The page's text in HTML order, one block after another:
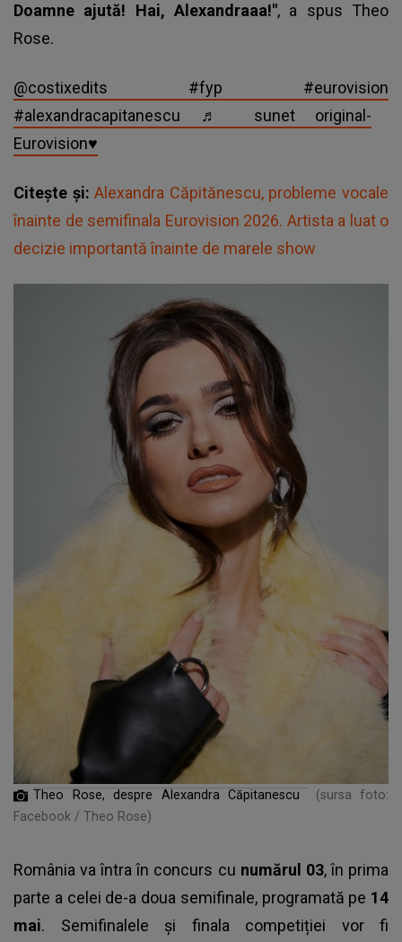
Doamne ajută! Hai, Alexandraaa!", a spus Theo
Rose.
@costixedits #fyp #eurovision
#alexandracapitanescu ♬ sunet original-
Eurovision♥️
Citește și:Alexandra Căpitănescu, probleme vocale
înainte de semifinala Eurovision 2026. Artista a luat o
decizie importantă înainte de marele show
Theo Rose, despre Alexandra Căpitanescu
(sursa foto:
Facebook / Theo Rose)
România va întra în concurs cu numărul 03, în prima
parte a celei de-a doua semifinale, programată pe 14
mai. Semifinalele și finala competiției vor fi